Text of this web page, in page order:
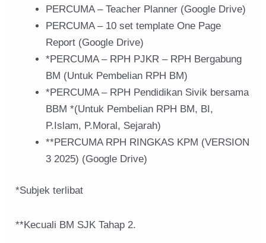
PERCUMA – Teacher Planner (Google Drive)
PERCUMA – 10 set template One Page
Report (Google Drive)
*PERCUMA – RPH PJKR – RPH Bergabung
BM (Untuk Pembelian RPH BM)
*PERCUMA – RPH Pendidikan Sivik bersama
BBM *(Untuk Pembelian RPH BM, BI,
P.Islam, P.Moral, Sejarah)
**PERCUMA RPH RINGKAS KPM (VERSION
3 2025) (Google Drive)
*Subjek terlibat
**Kecuali BM SJK Tahap 2.